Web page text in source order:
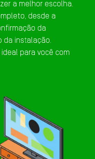
a melhor escolha.
desde a
da
instalação.
para você com